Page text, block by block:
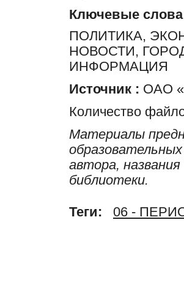
Ключевые слова
ПОЛИТИКА,
НОВОСТИ,
ИНФОРМАЦИЯ
Источник : ОАО
Количество
Материалы
автора,
библиотеки.
Теги: 06 -